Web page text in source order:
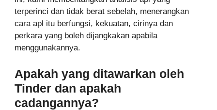
terperinci dan tidak berat sebelah, menerangkan
cara apl itu berfungsi, kekuatan, cirinya dan
perkara yang boleh dijangkakan apabila
menggunakannya.
Apakah yang ditawarkan oleh
Tinder dan apakah
cadangannya?